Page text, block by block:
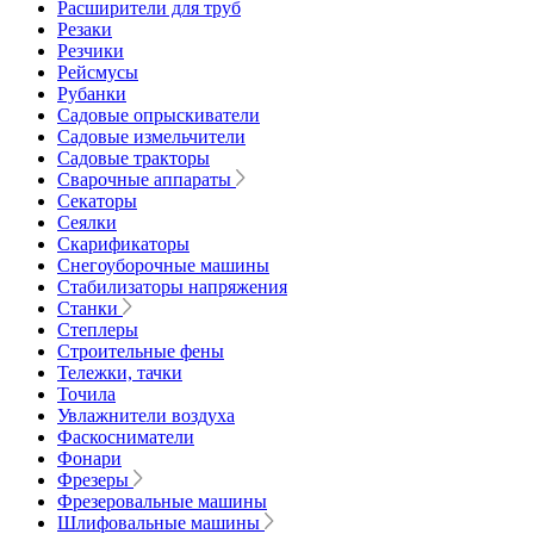
Расширители для труб
Резаки
Резчики
Рейсмусы
Рубанки
Садовые опрыскиватели
Садовые измельчители
Садовые тракторы
Сварочные аппараты
Секаторы
Сеялки
Скарификаторы
Снегоуборочные машины
Стабилизаторы напряжения
Станки
Степлеры
Строительные фены
Тележки, тачки
Точила
Увлажнители воздуха
Фаскосниматели
Фонари
Фрезеры
Фрезеровальные машины
Шлифовальные машины